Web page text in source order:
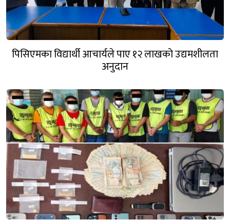
पिसिएमका विद्यार्थी आचार्यले पाए १२ लाखको उद्यमशीलता
अनुदान